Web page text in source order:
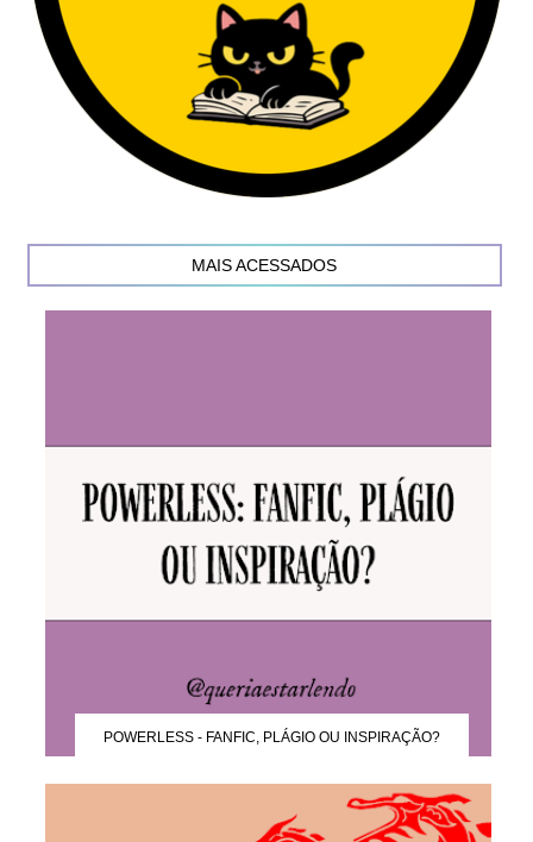
MAIS ACESSADOS
POWERLESS - FANFIC, PLÁGIO OU INSPIRAÇÃO?